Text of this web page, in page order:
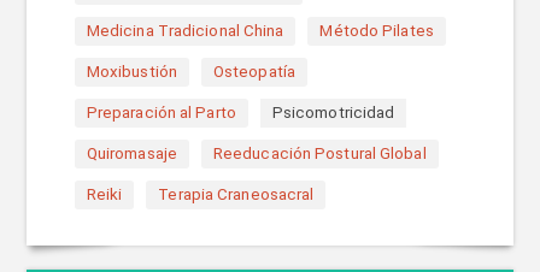
Medicina Tradicional China Método Pilates
Moxibustión Osteopatía
Preparación al Parto Psicomotricidad
Quiromasaje Reeducación Postural Global
Reiki Terapia Craneosacral